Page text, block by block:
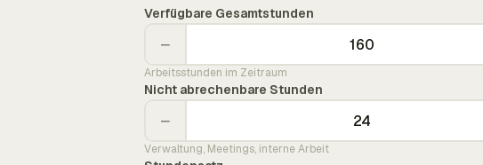
Verfügbare Gesamtstunden
−
Arbeitsstunden im Zeitraum
Nicht abrechenbare Stunden
−
Verwaltung, Meetings, interne Arbeit